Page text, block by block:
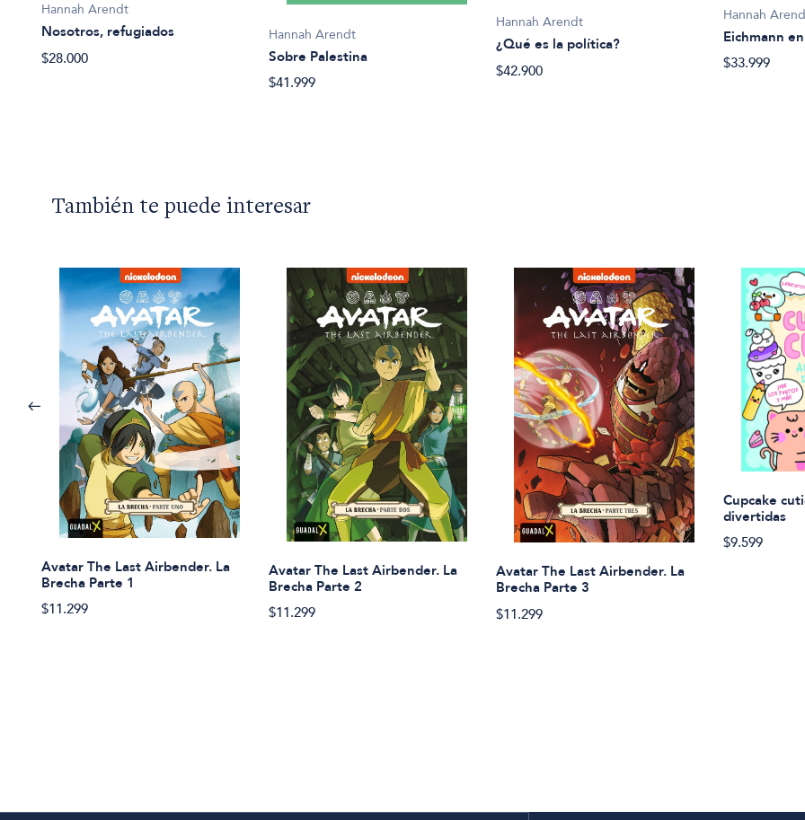
Hannah Arendt
Nosotros, refugiados
$28.000
Hannah Arendt
Sobre Palestina
$41.999
Hannah Arendt
¿Qué es la política?
$42.900
Hannah
Eichmann
$33.999
También te puede interesar
Avatar The Last Airbender. La
Brecha Parte 1
$11.299
Avatar The Last Airbender. La
Brecha Parte 2
$11.299
Avatar The Last Airbender. La
Brecha Parte 3
$11.299
Cupcake
divertidas
$9.599